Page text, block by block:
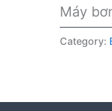
Máy
Category: